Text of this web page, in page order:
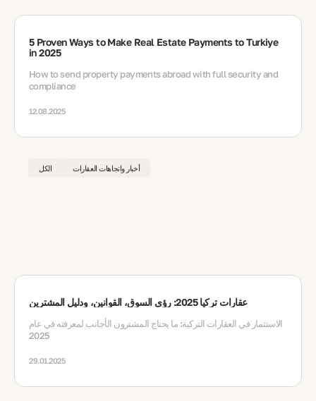
5 Proven Ways to Make Real Estate Payments to Turkiye
in 2025
How to send property payments abroad with full security and
compliance
12.08.2025
الكل أخبار واتجاهات العقارات
عقارات تركيا 2025: رؤى السوق، القوانين، ودليل المشترين
الاستثمار في العقارات التركية: ما يحتاج المشترون الأجانب لمعرفته في عام
2025
29.01.2025